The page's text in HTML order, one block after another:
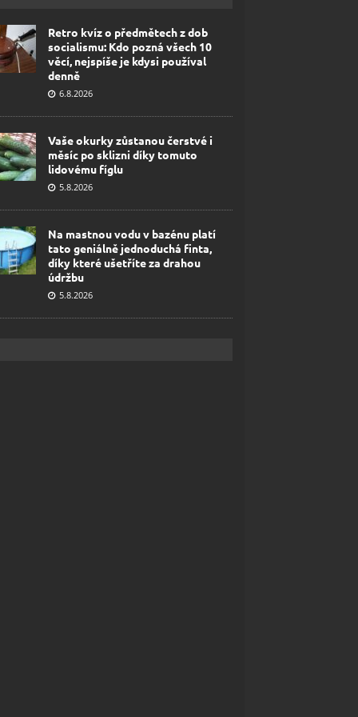
Retro kvíz o předmětech z dob
socialismu: Kdo pozná všech 10
věcí, nejspíše je kdysi používal
denně
6.8.2026
Vaše okurky zůstanou čerstvé i
měsíc po sklizni díky tomuto
lidovému fíglu
5.8.2026
Na mastnou vodu v bazénu platí
tato geniálně jednoduchá finta,
díky které ušetříte za drahou
údržbu
5.8.2026